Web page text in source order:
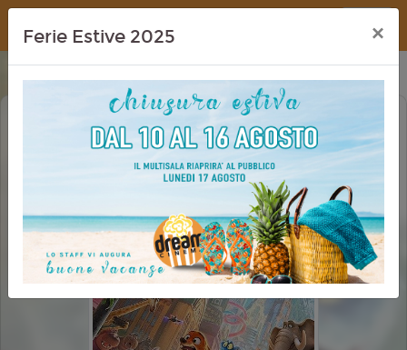
Dream Cinema
ZOOTROPOLIS 2 (ZOOTOPIA 2)
Ferie Estive 2025 ×